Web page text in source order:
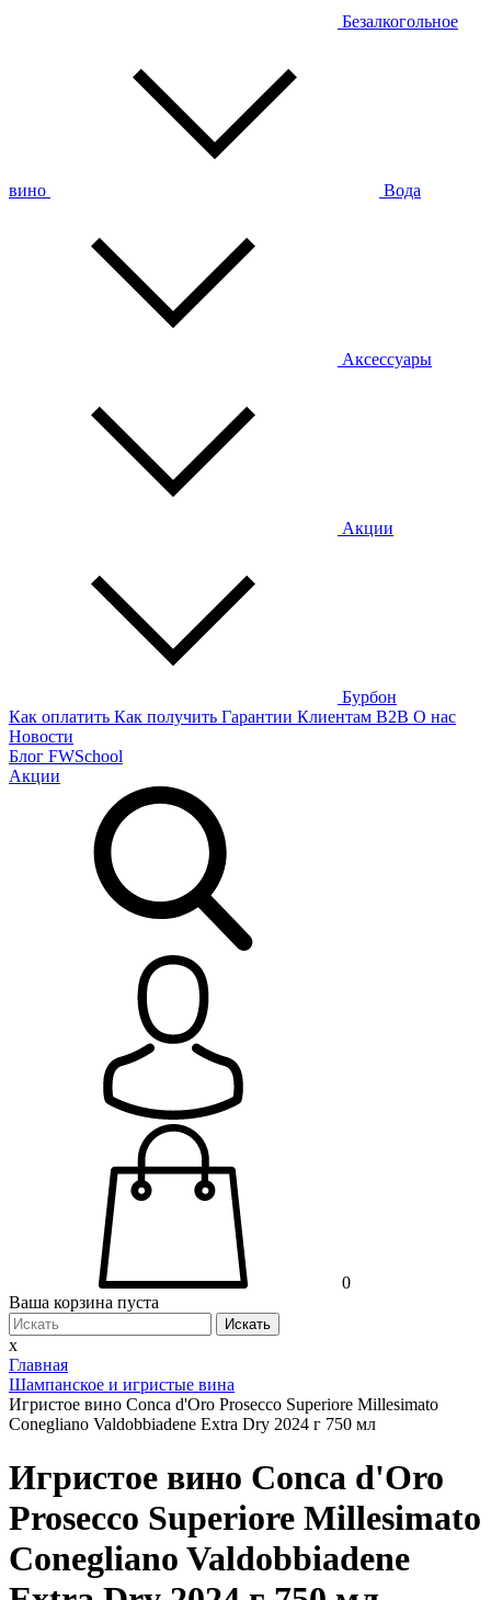
Безалкогольное
вино Вода
Аксессуары
Акции
Бурбон
Как оплатить Как получить Гарантии Клиентам B2B О нас
Новости
Блог FWSchool
Акции
0
Ваша корзина пуста
Искать
x
Главная
Шампанское и игристые вина
Игристое вино Conca d'Oro Prosecco Superiore Millesimato
Conegliano Valdobbiadene Extra Dry 2024 г 750 мл
Игристое вино Conca d'Oro
Prosecco Superiore Millesimato
Conegliano Valdobbiadene